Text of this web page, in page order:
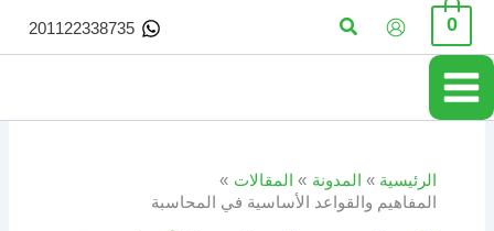
تخطي
المحتوى
0 البحث 201122338735
الرئيسية المدونة
المقالات
المفاهيم والقواعد الأساسية في المحاسبة